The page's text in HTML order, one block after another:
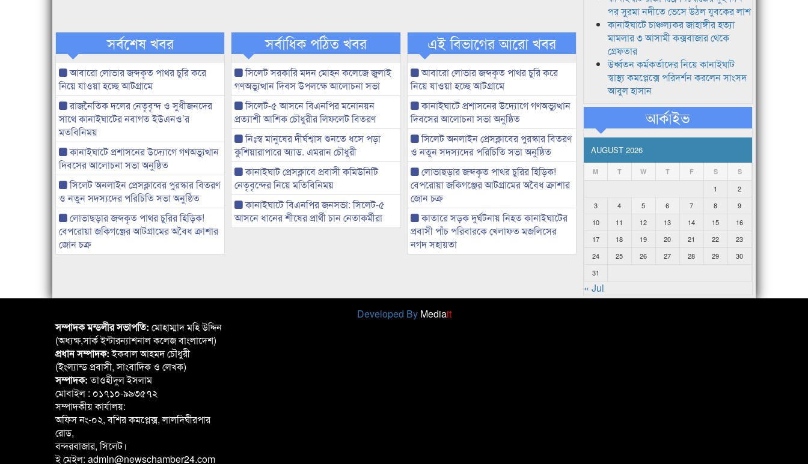
সর্বশেষ খবর
আবারো লোভার জব্দকৃত পাথর চুরি করে
নিয়ে যাওয়া হচ্ছে আটগ্রামে
রাজনৈতিক দলের নেতৃবৃন্দ ও সুধীজনদের
সাথে কানাইঘাটের নবাগত ইউএনও’র
মতবিনিময়
কানাইঘাটে প্রশাসনের উদ্যোগে গণঅভ্যুত্থান
দিবসের আলোচনা সভা অনুষ্ঠিত
সিলেট অনলাইন প্রেসক্লাবের পুরস্কার বিতরণ
ও নতুন সদস্যদের পরিচিতি সভা অনুষ্ঠিত
লোভাছড়ার জব্দকৃত পাথর চুরির হিড়িক!
বেপরোয়া জকিগঞ্জের আটগ্রামের অবৈধ ক্রাশার
জোন চক্র
সর্বাধিক পঠিত খবর
সিলেট সরকারি মদন মোহন কলেজে জুলাই
গণঅভ্যুত্থান দিবস উপলক্ষে আলোচনা সভা
সিলেট-৫ আসনে বিএনপির মনোনয়ন
প্রত্যাশী আশিক চৌধুরীর লিফলেট বিতরণ
নিঃস্ব মানুষের দীর্ঘশ্বাস শুনতে ধসে পড়া
কুশিয়ারাপারে অ্যাড. এমরান চৌধুরী
কানাইঘাট প্রেসক্লাবে প্রবাসী কমিউনিটি
নেতৃবৃন্দের নিয়ে মতিবিনিময়
কানাইঘাটে বিএনপির জনসভা: সিলেট-৫
আসনে ধানের শীষের প্রার্থী চান নেতাকর্মীরা
এই বিভাগের আরো খবর
আবারো লোভার জব্দকৃত পাথর চুরি করে
নিয়ে যাওয়া হচ্ছে আটগ্রামে
কানাইঘাটে প্রশাসনের উদ্যোগে গণঅভ্যুত্থান
দিবসের আলোচনা সভা অনুষ্ঠিত
সিলেট অনলাইন প্রেসক্লাবের পুরস্কার বিতরণ
ও নতুন সদস্যদের পরিচিতি সভা অনুষ্ঠিত
লোভাছড়ার জব্দকৃত পাথর চুরির হিড়িক!
বেপরোয়া জকিগঞ্জের আটগ্রামের অবৈধ ক্রাশার
জোন চক্র
কাতারে সড়ক দুর্ঘটনায় নিহত কানাইঘাটের
প্রবাসী পাঁচ পরিবারকে খেলাফত মজলিসের
নগদ সহায়তা
পর সুরমা নদীতে ভেসে উঠল যুবকের লাশ
কানাইঘাটে চাঞ্চল্যকর জাহাঙ্গীর হত্যা
মামলার ৩ আসামী কক্সবাজার থেকে
গ্রেফতার
উর্ধ্বতন কর্মকর্তাদের নিয়ে কানাইঘাট
স্বাস্থ্য কমপ্লেক্সে পরিদর্শন করলেন সাংসদ
আবুল হাসান
আর্কাইভ
AUGUST 2026
M T W T F S S
1
2
3
4 5 6 7 8
9
10
11 12 13 14 15
16
17
18 19 20 21 22
23
24
25 26 27 28 29
30
31
« Jul
Developed By Mediait
সম্পাদক মন্ডলীর সভাপতি: মোহাম্মাদ মহি উদ্দিন
(অধ্যক্ষ,সার্ক ইন্টারন্যাশনাল কলেজ বাংলাদেশ)
প্রধান সম্পাদক:ইকবাল আহমদ চৌধুরী
(ইংল্যান্ড প্রবাসী, সাংবাদিক ও লেখক)
সম্পাদক:তাওহীদুল ইসলাম
মোবাইল : ০১৭১০-৯৯৩৫৭২
সম্পাদকীয় কার্যালয়:
অফিস নং-০২, বশির কমপ্লেক্স, লালদিঘীরপার
রোড,
বন্দরবাজার, সিলেট।
ই মেইল: admin@newschamber24.com